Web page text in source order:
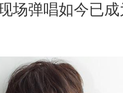
场弹唱如今已